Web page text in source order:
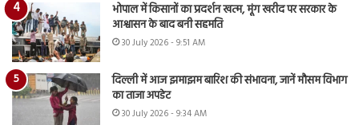
भोपाल में किसानों का प्रदर्शन खत्म, मूंग खरीद पर सरकार के
आश्वासन के बाद बनी सहमति
30 July 2026 - 9:51 AM
दिल्ली में आज झमाझम बारिश की संभावना, जानें मौसम विभाग
का ताजा अपडेट
30 July 2026 - 9:34 AM